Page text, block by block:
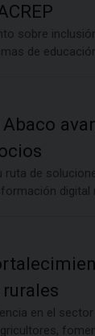
sobre
de
ruta de
digital
en el